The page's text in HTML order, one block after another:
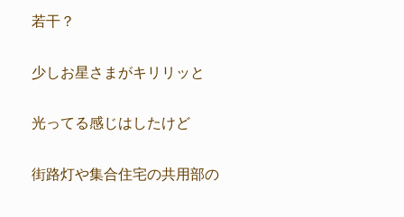
若干？
少しお星さまがキリリッと
光ってる感じはしたけど
街路灯や集合住宅の共用部の